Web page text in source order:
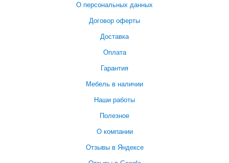
О персональных данных
Договор оферты
Доставка
Оплата
Гарантия
Мебель в наличии
Наши работы
Полезное
О компании
Отзывы в Яндексе